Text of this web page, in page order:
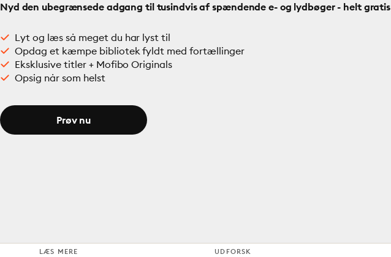
Nyd den ubegrænsede adgang til tusindvis af spændende e- og lydbøger - helt gratis
Lyt og læs så meget du har lyst til
Opdag et kæmpe bibliotek fyldt med fortællinger
Eksklusive titler + Mofibo Originals
Opsig når som helst
Prøv nu
LÆS MERE UDFORSK